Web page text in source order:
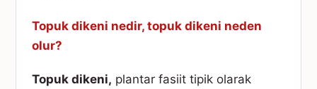
Topuk dikeni nedir, topuk dikeni neden
olur?
Topuk dikeni, plantar fasiit tipik olarak